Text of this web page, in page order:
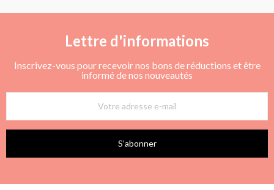
Lettre d'informations
Inscrivez-vous pour recevoir nos bons de réductions et être
informé de nos nouveautés
S’abonner